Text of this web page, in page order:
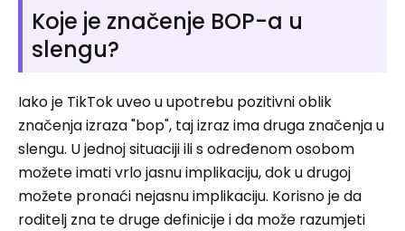
Koje je značenje BOP-a u
slengu?
Iako je TikTok uveo u upotrebu pozitivni oblik
značenja izraza "bop", taj izraz ima druga značenja u
slengu. U jednoj situaciji ili s određenom osobom
možete imati vrlo jasnu implikaciju, dok u drugoj
možete pronaći nejasnu implikaciju. Korisno je da
roditelj zna te druge definicije i da može razumjeti